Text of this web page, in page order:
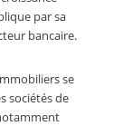
par sa
bancaire.
se
sociétés de